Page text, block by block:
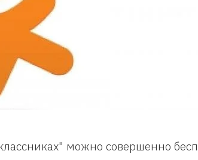
можно совершенно